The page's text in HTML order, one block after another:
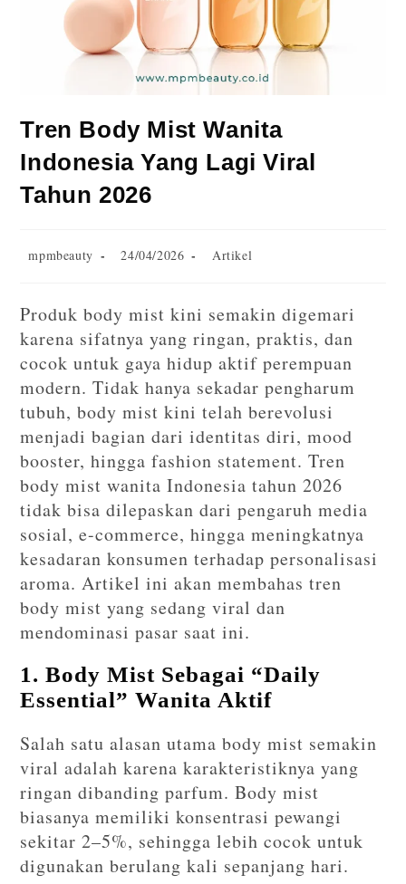
Tren Body Mist Wanita
Indonesia Yang Lagi Viral
Tahun 2026
mpmbeauty 24/04/2026 Artikel
Produk body mist kini semakin digemari
karena sifatnya yang ringan, praktis, dan
cocok untuk gaya hidup aktif perempuan
modern. Tidak hanya sekadar pengharum
tubuh, body mist kini telah berevolusi
menjadi bagian dari identitas diri, mood
booster, hingga fashion statement. Tren
body mist wanita Indonesia tahun 2026
tidak bisa dilepaskan dari pengaruh media
sosial, e-commerce, hingga meningkatnya
kesadaran konsumen terhadap personalisasi
aroma. Artikel ini akan membahas tren
body mist yang sedang viral dan
mendominasi pasar saat ini.
1. Body Mist Sebagai “Daily
Essential” Wanita Aktif
Salah satu alasan utama body mist semakin
viral adalah karena karakteristiknya yang
ringan dibanding parfum. Body mist
biasanya memiliki konsentrasi pewangi
sekitar 2–5%, sehingga lebih cocok untuk
digunakan berulang kali sepanjang hari.